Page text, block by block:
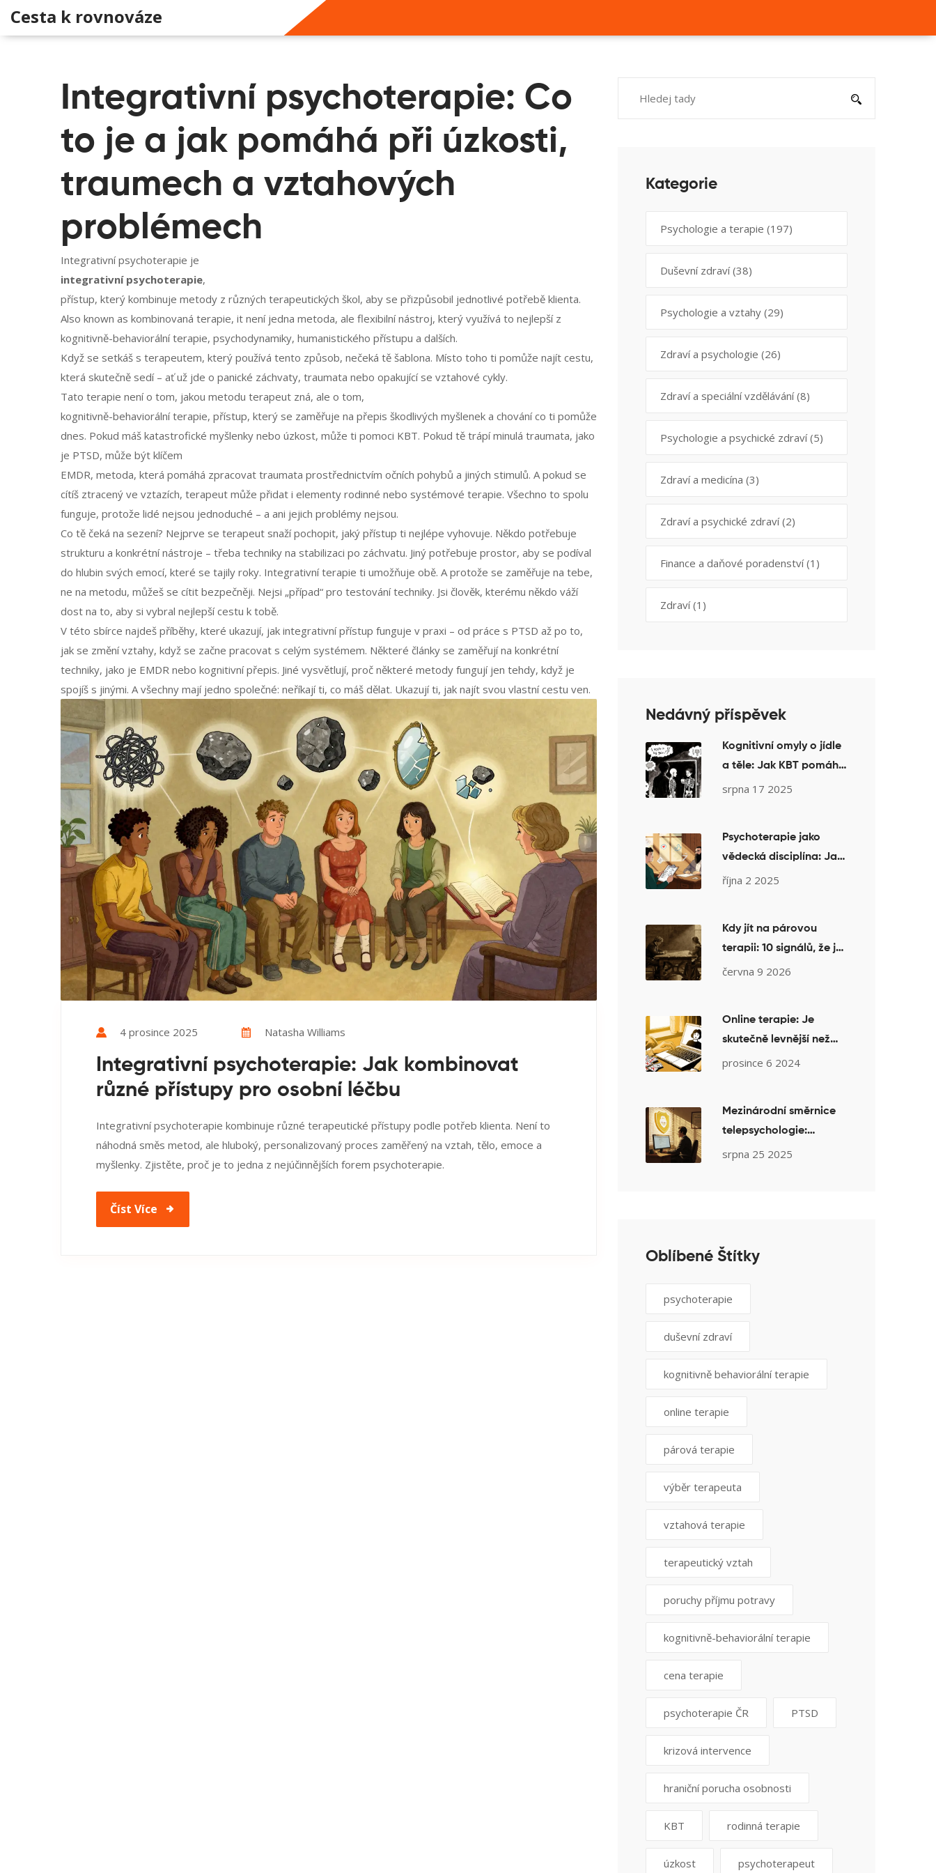
Cesta k rovnováze
Integrativní psychoterapie: Co
to je a jak pomáhá při úzkosti,
traumech a vztahových
problémech
Integrativní psychoterapie je
integrativní psychoterapie,
přístup, který kombinuje metody z různých terapeutických škol, aby se přizpůsobil jednotlivé potřebě klienta.
Also known as kombinovaná terapie, it není jedna metoda, ale flexibilní nástroj, který využívá to nejlepší z
kognitivně-behaviorální terapie, psychodynamiky, humanistického přístupu a dalších.
Když se setkáš s terapeutem, který používá tento způsob, nečeká tě šablona. Místo toho ti pomůže najít cestu,
která skutečně sedí – ať už jde o panické záchvaty, traumata nebo opakující se vztahové cykly.
Tato terapie není o tom, jakou metodu terapeut zná, ale o tom,
kognitivně-behaviorální terapie, přístup, který se zaměřuje na přepis škodlivých myšlenek a chováníco ti pomůže
dnes. Pokud máš katastrofické myšlenky nebo úzkost, může ti pomoci KBT. Pokud tě trápí minulá traumata, jako
je PTSD, může být klíčem
EMDR, metoda, která pomáhá zpracovat traumata prostřednictvím očních pohybů a jiných stimulů. A pokud se
cítíš ztracený ve vztazích, terapeut může přidat i elementy rodinné nebo systémové terapie. Všechno to spolu
funguje, protože lidé nejsou jednoduché – a ani jejich problémy nejsou.
Co tě čeká na sezení? Nejprve se terapeut snaží pochopit, jaký přístup ti nejlépe vyhovuje. Někdo potřebuje
strukturu a konkrétní nástroje – třeba techniky na stabilizaci po záchvatu. Jiný potřebuje prostor, aby se podíval
do hlubin svých emocí, které se tajily roky. Integrativní terapie ti umožňuje obě. A protože se zaměřuje na tebe,
ne na metodu, můžeš se cítit bezpečněji. Nejsi „případ“ pro testování techniky. Jsi člověk, kterému někdo váží
dost na to, aby si vybral nejlepší cestu k tobě.
V této sbírce najdeš příběhy, které ukazují, jak integrativní přístup funguje v praxi – od práce s PTSD až po to,
jak se změní vztahy, když se začne pracovat s celým systémem. Některé články se zaměřují na konkrétní
techniky, jako je EMDR nebo kognitivní přepis. Jiné vysvětlují, proč některé metody fungují jen tehdy, když je
spojíš s jinými. A všechny mají jedno společné: neříkají ti, co máš dělat. Ukazují ti, jak najít svou vlastní cestu ven.
4 prosince 2025 Natasha Williams
Integrativní psychoterapie: Jak kombinovat
různé přístupy pro osobní léčbu
Integrativní psychoterapie kombinuje různé terapeutické přístupy podle potřeb klienta. Není to
náhodná směs metod, ale hluboký, personalizovaný proces zaměřený na vztah, tělo, emoce a
myšlenky. Zjistěte, proč je to jedna z nejúčinnějších forem psychoterapie.
Číst Více
Kategorie
Psychologie a terapie (197)
Duševní zdraví(38)
Psychologie a vztahy (29)
Zdraví a psychologie (26)
Zdraví a speciální vzdělávání(8)
Psychologie a psychické zdraví(5)
Zdraví a medicína (3)
Zdraví a psychické zdraví(2)
Finance a daňové poradenství(1)
Zdraví(1)
Nedávný příspěvek
Kognitivní omyly o jídle
a těle: Jak KBT pomáhá
překonat zkreslené
srpna 17 2025
Psychoterapie jako
vědecká disciplína: Jak
evidence-based
října 2 2025
Kdy jít na párovou
terapii: 10 signálů, že je
čas oslovit terapeuta
června 9 2026
Online terapie: Je
skutečně levnější než
osobní sezení? Přehled
prosince 6 2024
Mezinárodní směrnice
telepsychologie:
Praktické standardy a
srpna 25 2025
Oblíbené Štítky
psychoterapie
duševní zdraví
kognitivně behaviorální terapie
online terapie
párová terapie
výběr terapeuta
vztahová terapie
terapeutický vztah
poruchy příjmu potravy
kognitivně-behaviorální terapie
cena terapie
psychoterapie ČR PTSD
krizová intervence
hraniční porucha osobnosti
KBT rodinná terapie
úzkost psychoterapeut